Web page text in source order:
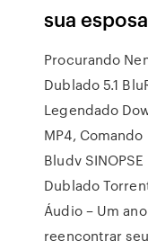
sua
Procurando
Dublado 5.1
Legendado
MP4,
Bludv
Dublado
Áudio – Um
reencontrar